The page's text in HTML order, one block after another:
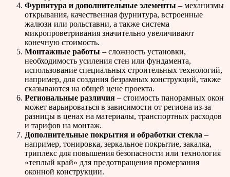
Фурнитура и дополнительные элементы – механизмы
открывания, качественная фурнитура, встроенные
жалюзи или рольставни, а также система
микропроветривания значительно увеличивают
конечную стоимость.
Монтажные работы – сложность установки,
необходимость усиления стен или фундамента,
использование специальных строительных технологий,
например, для создания безрамных конструкций, также
сказываются на общей цене проекта.
Региональные различия – стоимость панорамных окон
может варьироваться в зависимости от региона из-за
разницы в ценах на материалы, транспортных расходов
и тарифов на монтаж.
Дополнительные покрытия и обработки стекла –
например, тонировка, зеркальное покрытие, закалка,
триплекс для повышения безопасности или технология
«теплый край» для предотвращения промерзания
оконной конструкции.